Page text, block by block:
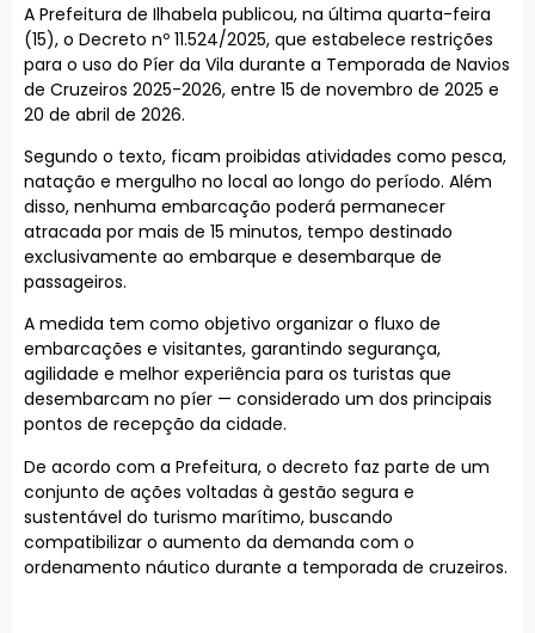
A Prefeitura de Ilhabela publicou, na última quarta-feira
(15), o Decreto nº 11.524/2025, que estabelece restrições
para o uso do Píer da Vila durante a Temporada de Navios
de Cruzeiros 2025-2026, entre 15 de novembro de 2025 e
20 de abril de 2026.
Segundo o texto, ficam proibidas atividades como pesca,
natação e mergulho no local ao longo do período. Além
disso, nenhuma embarcação poderá permanecer
atracada por mais de 15 minutos, tempo destinado
exclusivamente ao embarque e desembarque de
passageiros.
A medida tem como objetivo organizar o fluxo de
embarcações e visitantes, garantindo segurança,
agilidade e melhor experiência para os turistas que
desembarcam no píer — considerado um dos principais
pontos de recepção da cidade.
De acordo com a Prefeitura, o decreto faz parte de um
conjunto de ações voltadas à gestão segura e
sustentável do turismo marítimo, buscando
compatibilizar o aumento da demanda com o
ordenamento náutico durante a temporada de cruzeiros.